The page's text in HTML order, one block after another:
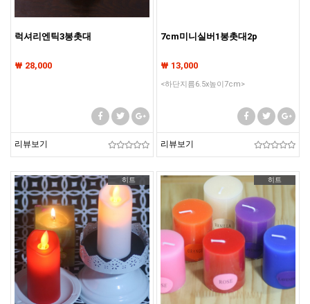
럭셔리엔틱3봉촛대
₩ 28,000
리뷰보기
7cm미니실버1봉촛대2p
₩ 13,000
<하단지름6.5x높이7cm>
리뷰보기
히트 히트